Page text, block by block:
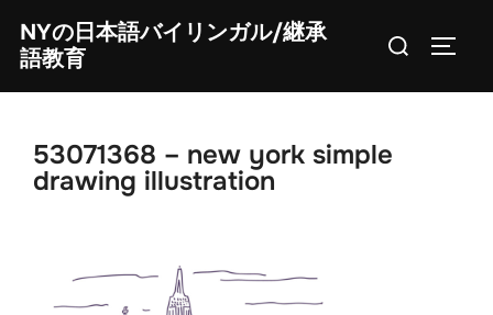
content
NYの日本語バイリンガル/継承
語教育
Search
53071368 – new york simple
drawing illustration